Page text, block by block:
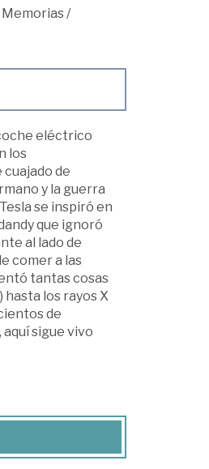
/
eléctrico
los
de
y la guerra
se inspiró en
que ignoró
al lado de
comer a las
tantas cosas
los rayos X
de
sigue vivo